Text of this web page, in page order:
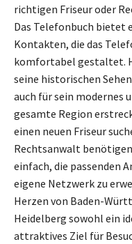
richtigen Friseur oder
Das Telefonbuch bietet
Kontakten, die das
komfortabel gestaltet.
seine historischen
auch für sein modernes
gesamte Region
einen neuen Friseur
Rechtsanwalt
einfach, die passenden
eigene Netzwerk zu
Herzen von Baden-
Heidelberg sowohl ein
attraktives Ziel für